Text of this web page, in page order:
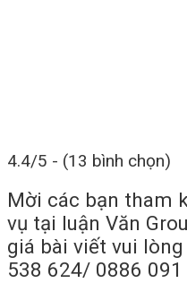
4.4/5 - (13 bình chọn)
Mời các bạn tham
vụ tại luận Văn
giá bài viết vui
538 624/ 0886 091